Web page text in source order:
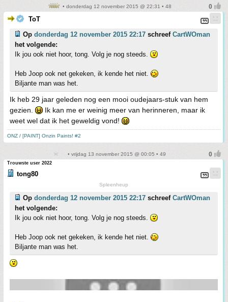
• donderdag 12 november 2015 @ 22:31 • 48
ToT
Op donderdag 12 november 2015 22:17 schreef CartWOman
het volgende:
Ik jou ook niet hoor, tong. Volg je nog steeds.
Heb Joop ook net gekeken, ik kende het niet.
Biljante man was het.
Ik heb 29 jaar geleden nog een mooi oudejaars-stuk van hem
gezien.
Ik kan me er weinig meer van herinneren, maar ik
weet wel dat ik het geweldig vond!
ONZ / [PAINT] Onzin Paints! #2
• vrijdag 13 november 2015 @ 00:05 • 49
Trouwste user 2022
tong80
Spleenheup
Op donderdag 12 november 2015 22:17 schreef CartWOman
het volgende:
Ik jou ook niet hoor, tong. Volg je nog steeds.
Heb Joop ook net gekeken, ik kende het niet.
Biljante man was het.